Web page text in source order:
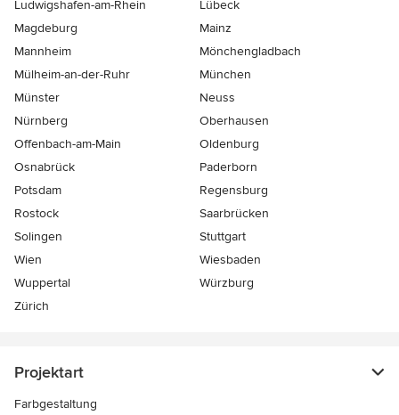
Ludwigshafen-am-Rhein
Lübeck
Magdeburg
Mainz
Mannheim
Mönchen­gladbach
Mülheim-an-der-Ruhr
München
Münster
Neuss
Nürnberg
Oberhausen
Offenbach-am-Main
Oldenburg
Osnabrück
Paderborn
Potsdam
Regensburg
Rostock
Saarbrücken
Solingen
Stuttgart
Wien
Wiesbaden
Wuppertal
Würzburg
Zürich
Projektart
Farbgestaltung